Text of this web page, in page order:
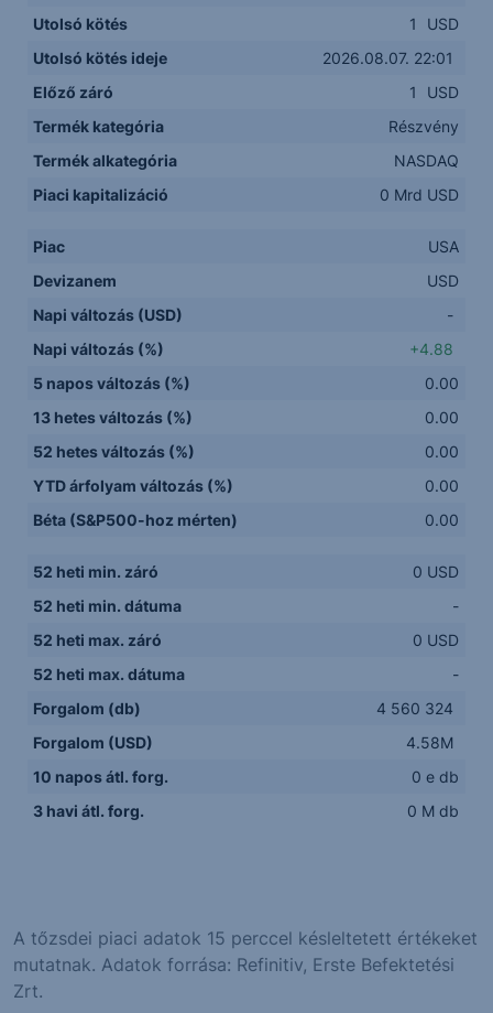
Utolsó kötés
1
USD
Utolsó kötés ideje
2026.08.07. 22:01
Előző záró
1
USD
Termék kategória
Részvény
Termék alkategória
NASDAQ
Piaci kapitalizáció
0 Mrd USD
Piac
USA
Devizanem
USD
Napi változás (USD)
-
Napi változás (%)
+4.88
5 napos változás (%)
0.00
13 hetes változás (%)
0.00
52 hetes változás (%)
0.00
YTD árfolyam változás (%)
0.00
Béta (S&P500-hoz mérten)
0.00
52 heti min. záró
0 USD
52 heti min. dátuma
-
52 heti max. záró
0 USD
52 heti max. dátuma
-
Forgalom (db)
4 560 324
Forgalom (USD)
4.58M
10 napos átl. forg.
0 e db
3 havi átl. forg.
0 M db
A tőzsdei piaci adatok 15 perccel késleltetett értékeket
mutatnak. Adatok forrása: Refinitiv, Erste Befektetési
Zrt.